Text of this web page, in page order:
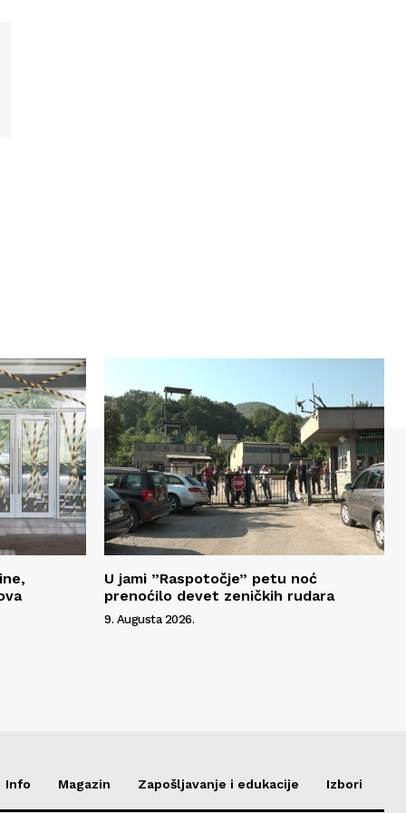
U jami ”Raspotočje” petu noć
prenoćilo devet zeničkih rudara
9. Augusta 2026.
Info Magazin Zapošljavanje i edukacije Izbori